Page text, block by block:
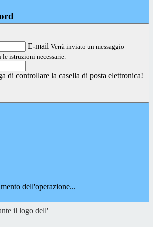
E-mail Verrà inviato un messaggio
istruzioni necessarie.
di controllare la casella di posta elettronica!
dell'operazione...